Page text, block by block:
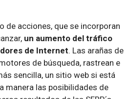
de acciones, que se incorporan
un aumento del tráfico
de Internet. Las arañas de
de búsqueda, rastrean e
sencilla, un sitio web si está
manera las posibilidades de